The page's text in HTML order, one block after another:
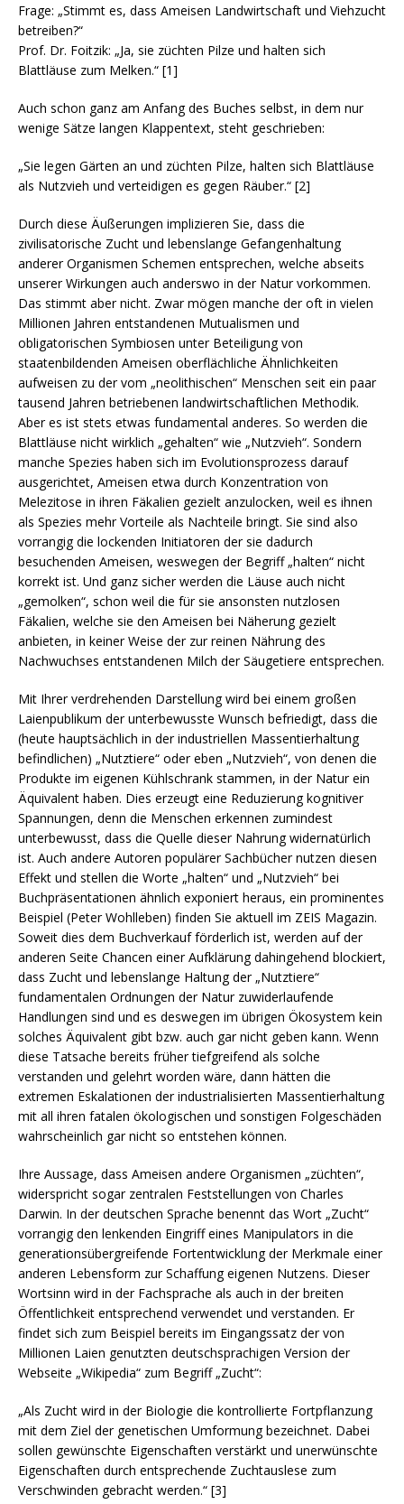
Frage: „Stimmt es, dass Ameisen Landwirtschaft und Viehzucht
betreiben?“
Prof. Dr. Foitzik: „Ja, sie züchten Pilze und halten sich
Blattläuse zum Melken.“ [1]
Auch schon ganz am Anfang des Buches selbst, in dem nur
wenige Sätze langen Klappentext, steht geschrieben:
„Sie legen Gärten an und züchten Pilze, halten sich Blattläuse
als Nutzvieh und verteidigen es gegen Räuber.“ [2]
Durch diese Äußerungen implizieren Sie, dass die
zivilisatorische Zucht und lebenslange Gefangenhaltung
anderer Organismen Schemen entsprechen, welche abseits
unserer Wirkungen auch anderswo in der Natur vorkommen.
Das stimmt aber nicht. Zwar mögen manche der oft in vielen
Millionen Jahren entstandenen Mutualismen und
obligatorischen Symbiosen unter Beteiligung von
staatenbildenden Ameisen oberflächliche Ähnlichkeiten
aufweisen zu der vom „neolithischen“ Menschen seit ein paar
tausend Jahren betriebenen landwirtschaftlichen Methodik.
Aber es ist stets etwas fundamental anderes. So werden die
Blattläuse nicht wirklich „gehalten“ wie „Nutzvieh“. Sondern
manche Spezies haben sich im Evolutionsprozess darauf
ausgerichtet, Ameisen etwa durch Konzentration von
Melezitose in ihren Fäkalien gezielt anzulocken, weil es ihnen
als Spezies mehr Vorteile als Nachteile bringt. Sie sind also
vorrangig die lockenden Initiatoren der sie dadurch
besuchenden Ameisen, weswegen der Begriff „halten“ nicht
korrekt ist. Und ganz sicher werden die Läuse auch nicht
„gemolken“, schon weil die für sie ansonsten nutzlosen
Fäkalien, welche sie den Ameisen bei Näherung gezielt
anbieten, in keiner Weise der zur reinen Nährung des
Nachwuchses entstandenen Milch der Säugetiere entsprechen.
Mit Ihrer verdrehenden Darstellung wird bei einem großen
Laienpublikum der unterbewusste Wunsch befriedigt, dass die
(heute hauptsächlich in der industriellen Massentierhaltung
befindlichen) „Nutztiere“ oder eben „Nutzvieh“, von denen die
Produkte im eigenen Kühlschrank stammen, in der Natur ein
Äquivalent haben. Dies erzeugt eine Reduzierung kognitiver
Spannungen, denn die Menschen erkennen zumindest
unterbewusst, dass die Quelle dieser Nahrung widernatürlich
ist. Auch andere Autoren populärer Sachbücher nutzen diesen
Effekt und stellen die Worte „halten“ und „Nutzvieh“ bei
Buchpräsentationen ähnlich exponiert heraus, ein prominentes
Beispiel (Peter Wohlleben) finden Sie aktuell im ZEIS Magazin.
Soweit dies dem Buchverkauf förderlich ist, werden auf der
anderen Seite Chancen einer Aufklärung dahingehend blockiert,
dass Zucht und lebenslange Haltung der „Nutztiere“
fundamentalen Ordnungen der Natur zuwiderlaufende
Handlungen sind und es deswegen im übrigen Ökosystem kein
solches Äquivalent gibt bzw. auch gar nicht geben kann. Wenn
diese Tatsache bereits früher tiefgreifend als solche
verstanden und gelehrt worden wäre, dann hätten die
extremen Eskalationen der industrialisierten Massentierhaltung
mit all ihren fatalen ökologischen und sonstigen Folgeschäden
wahrscheinlich gar nicht so entstehen können.
Ihre Aussage, dass Ameisen andere Organismen „züchten“,
widerspricht sogar zentralen Feststellungen von Charles
Darwin. In der deutschen Sprache benennt das Wort „Zucht“
vorrangig den lenkenden Eingriff eines Manipulators in die
generationsübergreifende Fortentwicklung der Merkmale einer
anderen Lebensform zur Schaffung eigenen Nutzens. Dieser
Wortsinn wird in der Fachsprache als auch in der breiten
Öffentlichkeit entsprechend verwendet und verstanden. Er
findet sich zum Beispiel bereits im Eingangssatz der von
Millionen Laien genutzten deutschsprachigen Version der
Webseite „Wikipedia“ zum Begriff „Zucht“:
„Als Zucht wird in der Biologie die kontrollierte Fortpflanzung
mit dem Ziel der genetischen Umformung bezeichnet. Dabei
sollen gewünschte Eigenschaften verstärkt und unerwünschte
Eigenschaften durch entsprechende Zuchtauslese zum
Verschwinden gebracht werden.“ [3]